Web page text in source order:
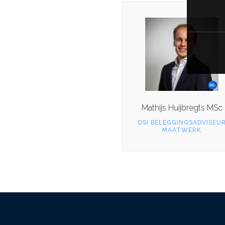
Mathijs Huijbregts MSc
DSI BELEGGINGSADVISEUR
MAATWERK